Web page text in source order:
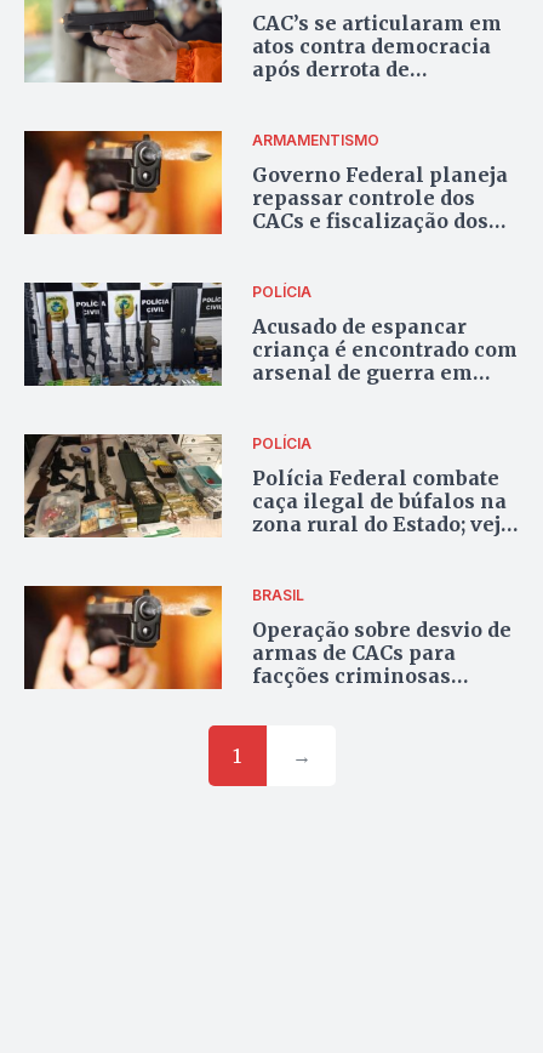
CAC’s se articularam em
atos contra democracia
após derrota de
ARMAMENTISMO
Governo Federal planeja
repassar controle dos
CACs e fiscalização dos
POLÍCIA
Acusado de espancar
criança é encontrado com
arsenal de guerra em
POLÍCIA
Polícia Federal combate
caça ilegal de búfalos na
zona rural do Estado; veja
BRASIL
Operação sobre desvio de
armas de CACs para
facções criminosas
1 →